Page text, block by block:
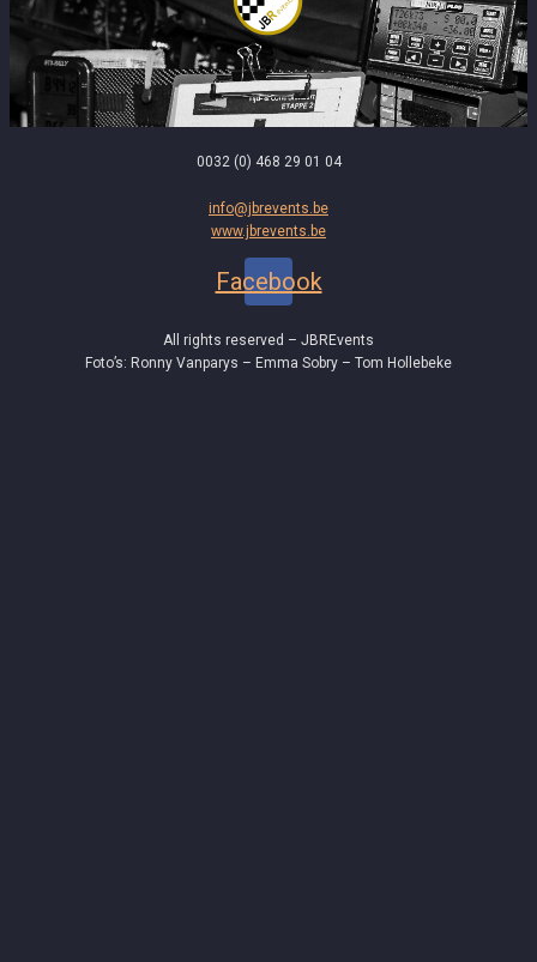
0032 (0) 468 29 01 04
info@jbrevents.be
www.jbrevents.be
Facebook
All rights reserved – JBREvents
Foto’s: Ronny Vanparys – Emma Sobry – Tom Hollebeke